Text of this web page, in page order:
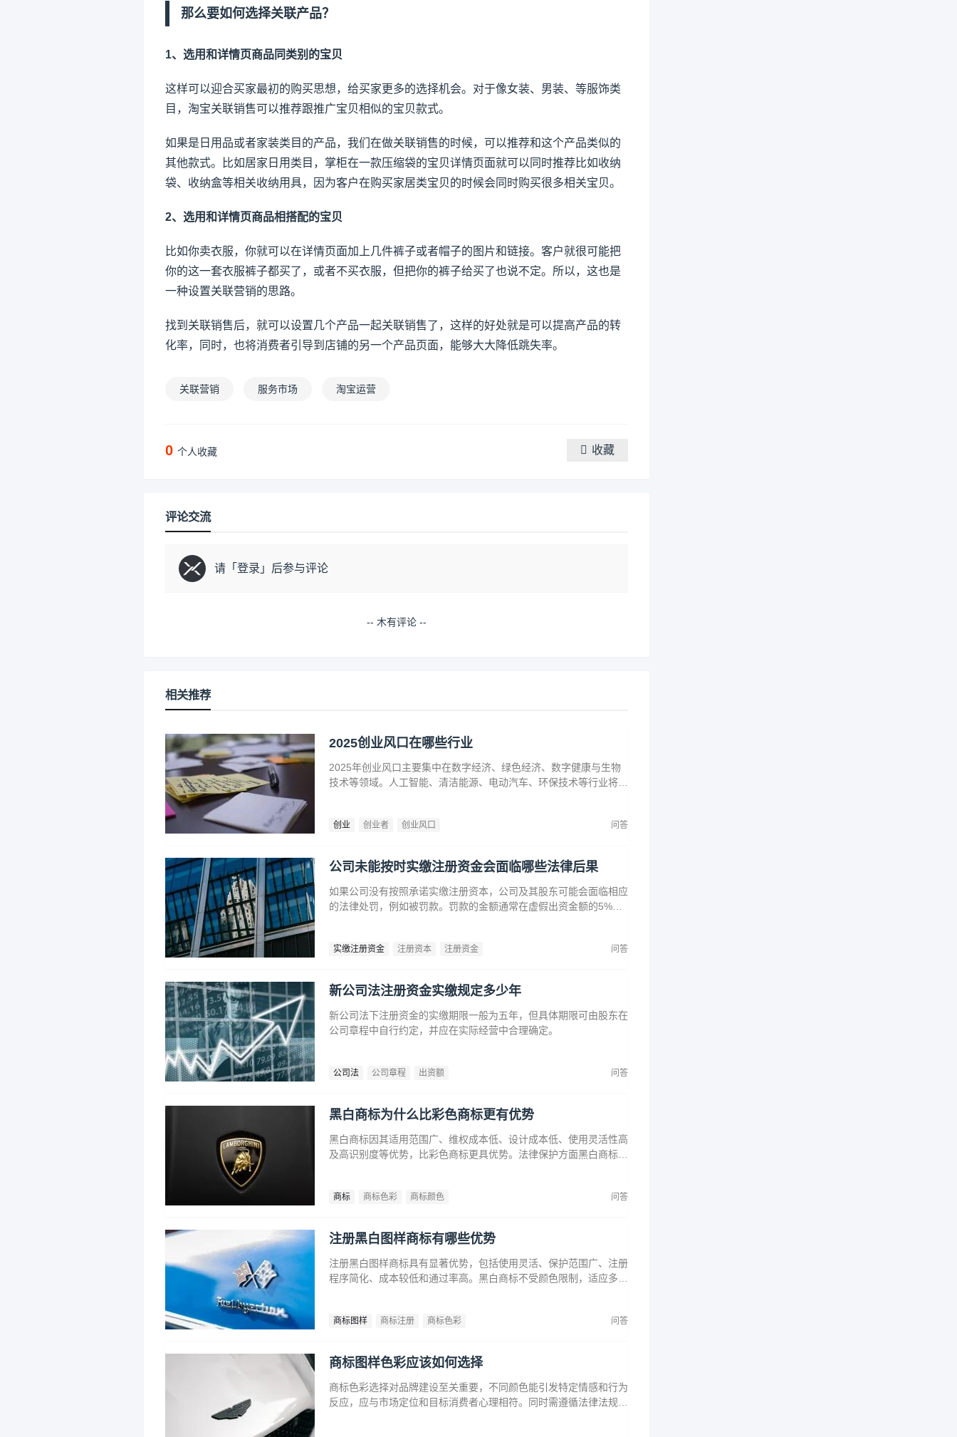
那么要如何选择关联产品？
1、选用和详情页商品同类别的宝贝
这样可以迎合买家最初的购买思想，给买家更多的选择机会。对于像女装、男装、等服饰类
目，淘宝关联销售可以推荐跟推广宝贝相似的宝贝款式。
如果是日用品或者家装类目的产品，我们在做关联销售的时候，可以推荐和这个产品类似的
其他款式。比如居家日用类目，掌柜在一款压缩袋的宝贝详情页面就可以同时推荐比如收纳
袋、收纳盒等相关收纳用具，因为客户在购买家居类宝贝的时候会同时购买很多相关宝贝。
2、选用和详情页商品相搭配的宝贝
比如你卖衣服，你就可以在详情页面加上几件裤子或者帽子的图片和链接。客户就很可能把
你的这一套衣服裤子都买了，或者不买衣服，但把你的裤子给买了也说不定。所以，这也是
一种设置关联营销的思路。
找到关联销售后，就可以设置几个产品一起关联销售了，这样的好处就是可以提高产品的转
化率，同时，也将消费者引导到店铺的另一个产品页面，能够大大降低跳失率。
关联营销 服务市场 淘宝运营
0 个人收藏 收藏
评论交流
请「 登录 」后参与评论
-- 木有评论 --
相关推荐
2025创业风口在哪些行业
2025年创业风口主要集中在数字经济、绿色经济、数字健康与生物
技术等领域。人工智能、清洁能源、电动汽车、环保技术等行业将迎
住这些前沿趋势，开拓新兴产业，创造商业价值。
创业 创业者 创业风口 问答
公司未能按时实缴注册资金会面临哪些法律后果
如果公司没有按照承诺实缴注册资本，公司及其股东可能会面临相应
的法律处罚，例如被罚款。罚款的金额通常在虚假出资金额的5%到
实缴注册资金 注册资本 注册资金 问答
新公司法注册资金实缴规定多少年
新公司法下注册资金的实缴期限一般为五年，但具体期限可由股东在
公司章程中自行约定，并应在实际经营中合理确定。
公司法 公司章程 出资额 问答
黑白商标为什么比彩色商标更有优势
黑白商标因其适用范围广、维权成本低、设计成本低、使用灵活性高
及高识别度等优势，比彩色商标更具优势。法律保护方面黑白商标更
商标 商标色彩 商标颜色 问答
注册黑白图样商标有哪些优势
注册黑白图样商标具有显著优势，包括使用灵活、保护范围广、注册
程序简化、成本较低和通过率高。黑白商标不受颜色限制，适应多样
商标图样 商标注册 商标色彩 问答
商标图样色彩应该如何选择
商标色彩选择对品牌建设至关重要，不同颜色能引发特定情感和行为
反应，应与市场定位和目标消费者心理相符。同时需遵循法律法规确